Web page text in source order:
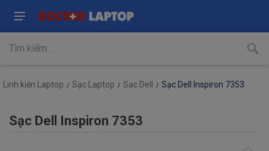
Linh kiện Laptop Sạc Laptop Sạc Dell Sạc Dell Inspiron 7353
Sạc Dell Inspiron 7353